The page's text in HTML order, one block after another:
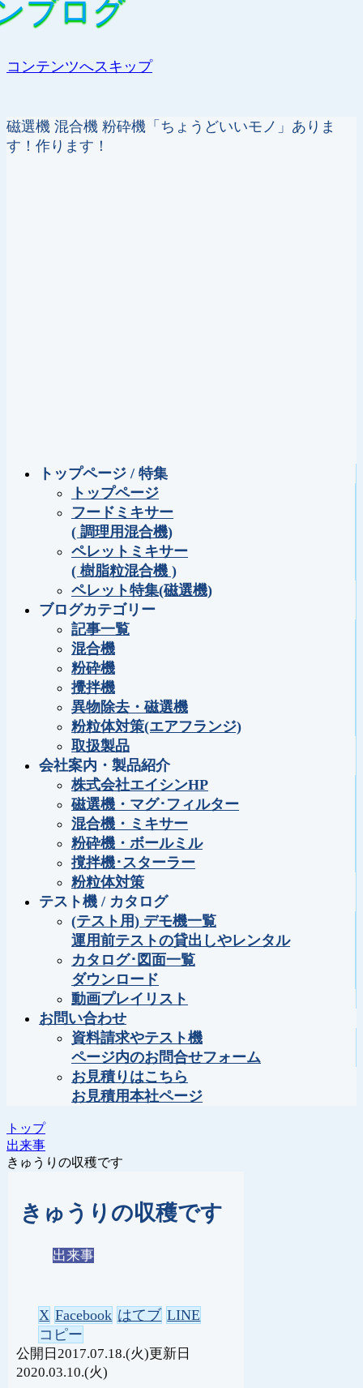
コンテンツへスキップ
磁選機 混合機 粉砕機「ちょうどいいモノ」ありま
す！作ります！
ブログ
トップページ / 特集
トップページ
フードミキサー
( 調理用混合機)
ペレットミキサー
( 樹脂粒混合機 )
ペレット特集(磁選機)
ブログカテゴリー
記事一覧
混合機
粉砕機
攪拌機
異物除去・磁選機
粉粒体対策(エアフランジ)
取扱製品
会社案内・製品紹介
株式会社エイシンHP
磁選機・マグ･フィルター
混合機・ミキサー
粉砕機・ボールミル
撹拌機･スターラー
粉粒体対策
テスト機 / カタログ
(テスト用) デモ機一覧
運用前テストの貸出しやレンタル
カタログ･図面一覧
ダウンロード
動画プレイリスト
お問い合わせ
資料請求やテスト機
ページ内のお問合せフォーム
お見積りはこちら
お見積用本社ページ
トップ
出来事
きゅうりの収穫です
きゅうりの収穫です
出来事
X Facebook はてブ LINE
コピー
2017.07.18.(火)
2020.03.10.(火)
ブログ